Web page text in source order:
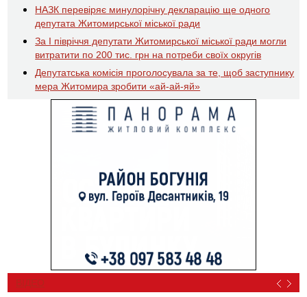
НАЗК перевіряє минулорічну декларацію ще одного
депутата Житомирської міської ради
За І півріччя депутати Житомирської міської ради могли
витратити по 200 тис. грн на потреби своїх округів
Депутатська комісія проголосувала за те, щоб заступнику
мера Житомира зробити «ай-ай-яй»
ВІДЕО